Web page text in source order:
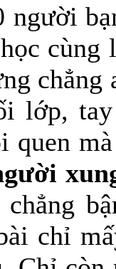
cùng
chẳng
lớp,
chẳng
chỉ